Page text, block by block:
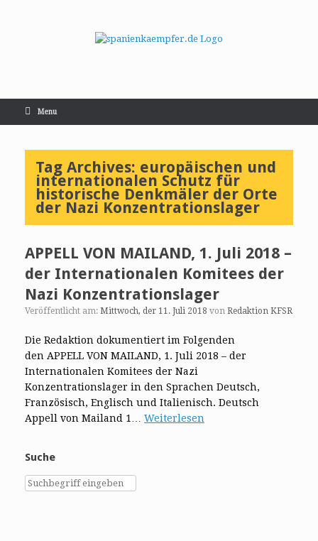
Menu
Tag Archives: europäischen und
internationalen Schutz für
historische Denkmäler der Orte
der Nazi Konzentrationslager
APPELL VON MAILAND, 1. Juli 2018 –
der Internationalen Komitees der
Nazi Konzentrationslager
Veröffentlicht am: Mittwoch, der 11. Juli 2018 von Redaktion KFSR
Die Redaktion dokumentiert im Folgenden
den APPELL VON MAILAND, 1. Juli 2018 – der
Internationalen Komitees der Nazi
Konzentrationslager in den Sprachen Deutsch,
Französisch, Englisch und Italienisch. Deutsch
Appell von Mailand 1… Weiterlesen
Suche